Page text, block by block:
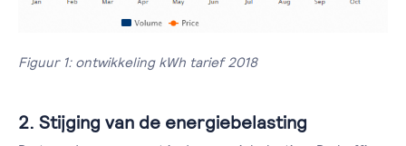
Figuur 1: ontwikkeling kWh tarief 2018
2. Stijging van de energiebelasting